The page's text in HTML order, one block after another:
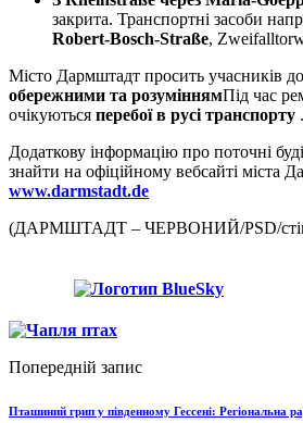
закрита. Транспортні засоби
Robert-Bosch-Straße,
Місто Дармштадт просить учасників
обережними та розуміннямПід час
очікуються перебої в русі транспорту .
Додаткову інформацію про поточні
знайти на офіційному вебсайті міста
www.darmstadt.de
(ДАРМШТАДТ – ЧЕРВОНИЙ/PSD/
Попередній запис
Пташиний грип у південному Гессені: Регіональна